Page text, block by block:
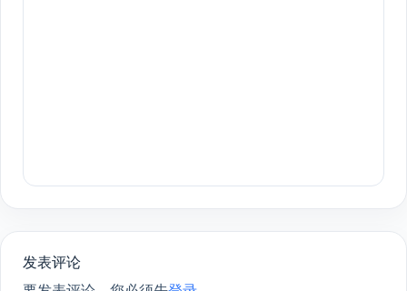
发表评论